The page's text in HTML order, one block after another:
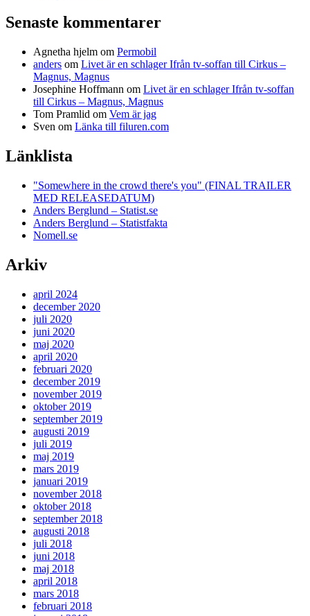
Senaste kommentarer
Agnetha hjelm om Permobil
anders om Livet är en schlager Ifrån tv-soffan till Cirkus –
Magnus, Magnus
Josephine Hoffmann om Livet är en schlager Ifrån tv-soffan
till Cirkus – Magnus, Magnus
Tom Pramlid om Vem är jag
Sven om Länka till filuren.com
Länklista
"Somewhere in the crowd there's you" (FINAL TRAILER
MED RELEASEDATUM)
Anders Berglund – Statist.se
Anders Berglund – Statistfakta
Nomell.se
Arkiv
april 2024
december 2020
juli 2020
juni 2020
maj 2020
april 2020
februari 2020
december 2019
november 2019
oktober 2019
september 2019
augusti 2019
juli 2019
maj 2019
mars 2019
januari 2019
november 2018
oktober 2018
september 2018
augusti 2018
juli 2018
juni 2018
maj 2018
april 2018
mars 2018
februari 2018